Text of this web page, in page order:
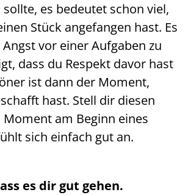
sollte, es bedeutet schon viel,
Stück angefangen hast. Es
vor einer Aufgaben zu
dass du Respekt davor hast
ist dann der Moment,
hast. Stell dir diesen
Moment am Beginn eines
sich einfach gut an.
es dir gut gehen.